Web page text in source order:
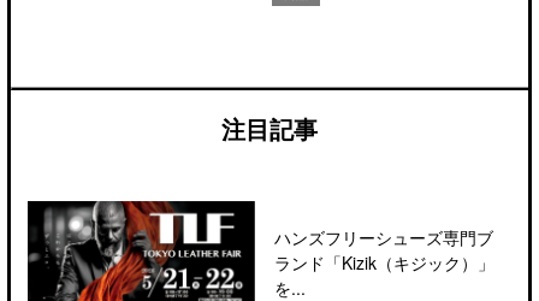
注目記事
ハンズフリーシューズ専門ブ
ランド「Kizik（キジック）」
を...